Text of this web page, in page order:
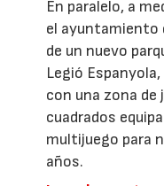
En paralelo, a
el ayuntamiento
de un nuevo
Legió
con una zona
cuadrados
multijuego para
años.